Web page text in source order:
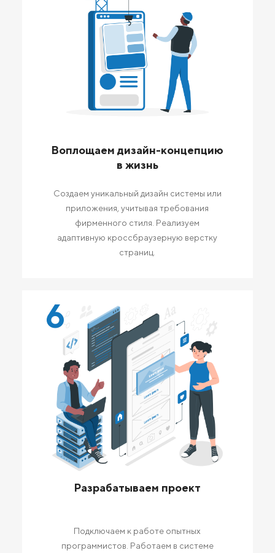
Воплощаем дизайн-концепцию
в жизнь
Создаем уникальный дизайн системы или
приложения, учитывая требования
фирменного стиля. Реализуем
адаптивную кроссбраузерную верстку
страниц.
6
Разрабатываем проект
Подключаем к работе опытных
программистов. Работаем в системе